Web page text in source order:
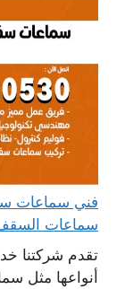
سماعات
تقدم شركتنا
أنواعها مثل